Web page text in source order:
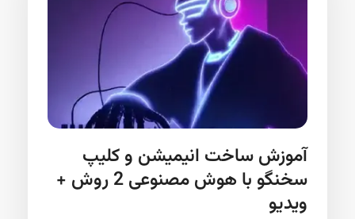
آموزش ساخت انیمیشن و کلیپ
سخنگو با هوش مصنوعی 2 روش +
ویدیو